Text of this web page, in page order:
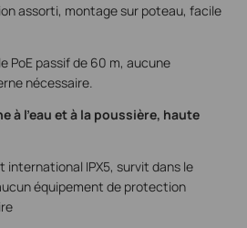
assorti, montage sur poteau, facile
PoE passif de 60 m, aucune
nécessaire.
à l'eau et à la poussière, haute
international IPX5, survit dans le
équipement de protection